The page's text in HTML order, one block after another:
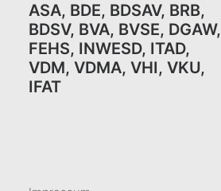
ASA, BDE, BDSAV, BRB,
BDSV, BVA, BVSE, DGAW,
FEHS, INWESD, ITAD,
VDM, VDMA, VHI, VKU,
IFAT